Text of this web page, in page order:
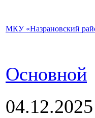
МКУ «Назрановский
Основной
04.12.2025